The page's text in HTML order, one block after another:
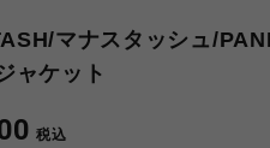
マナスタッシュ/
ャケット
税込